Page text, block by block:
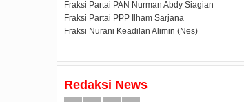
Fraksi Partai PAN Nurman Abdy Siagian
Fraksi Partai PPP Ilham Sarjana
Fraksi Nurani Keadilan Alimin (Nes)
Redaksi News